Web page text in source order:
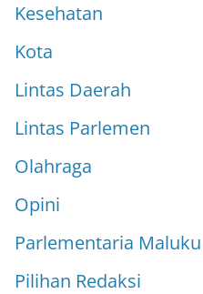
Kesehatan
Kota
Lintas Daerah
Lintas Parlemen
Olahraga
Opini
Parlementaria Maluku
Pilihan Redaksi